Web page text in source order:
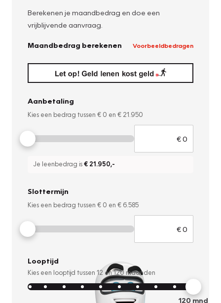
Berekenen je maandbedrag en doe een
vrijblijvende aanvraag.
Maandbedrag berekenen Voorbeeldbedragen
Aanbetaling
Kies een bedrag tussen € 0 en € 21.950
Je leenbedrag is€ 21.950,-
Slottermijn
Kies een bedrag tussen € 0 en € 6.585
Looptijd
Kies een looptijd tussen 12 en120 maanden
120mnd